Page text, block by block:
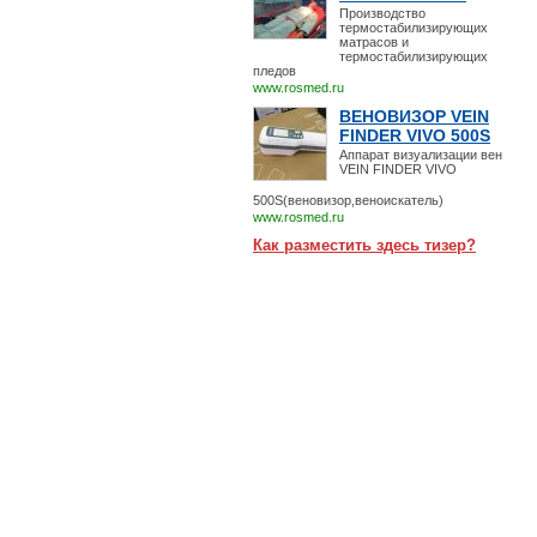
Производство
термостабилизирующих
матрасов и
термостабилизирующих
пледов
www.rosmed.ru
ВЕНОВИЗОР VEIN
FINDER VIVO 500S
Аппарат визуализации вен
VEIN FINDER VIVO
500S(веновизор,веноискатель)
www.rosmed.ru
Как разместить здесь тизер?